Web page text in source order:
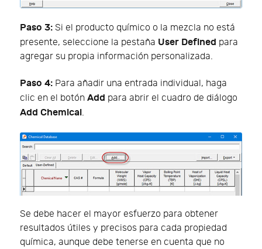
Paso 3: Si el producto químico o la mezcla no está
presente, seleccione la pestaña User Defined para
agregar su propia información personalizada.
Paso 4: Para añadir una entrada individual, haga
clic en el botón Add para abrir el cuadro de diálogo
Add Chemical.
Se debe hacer el mayor esfuerzo para obtener
resultados útiles y precisos para cada propiedad
química, aunque debe tenerse en cuenta que no